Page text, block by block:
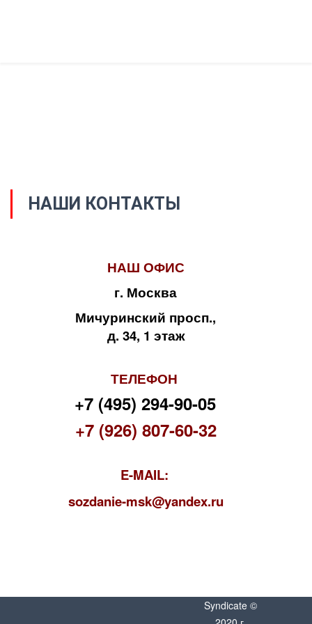
НАШИ КОНТАКТЫ
НАШ ОФИС
г. Москва
Мичуринский просп.,
д. 34, 1 этаж
ТЕЛЕФОН
+7 (495) 294-90-05
+7 (926) 807-60-32
E-MAIL:
sozdanie-msk@yandex.ru
Syndicate ©